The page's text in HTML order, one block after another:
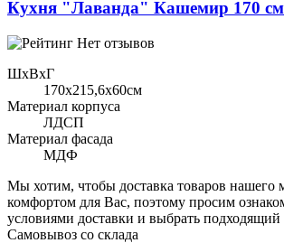
Кухня "Лаванда" Кашемир 170 см
Нет отзывов
ШхВхГ
170x215,6х60см
Материал корпуса
ЛДСП
Материал фасада
МДФ
Мы хотим, чтобы доставка товаров нашего
комфортом для Вас, поэтому просим
условиями доставки и выбрать подходящий
Самовывоз со склада